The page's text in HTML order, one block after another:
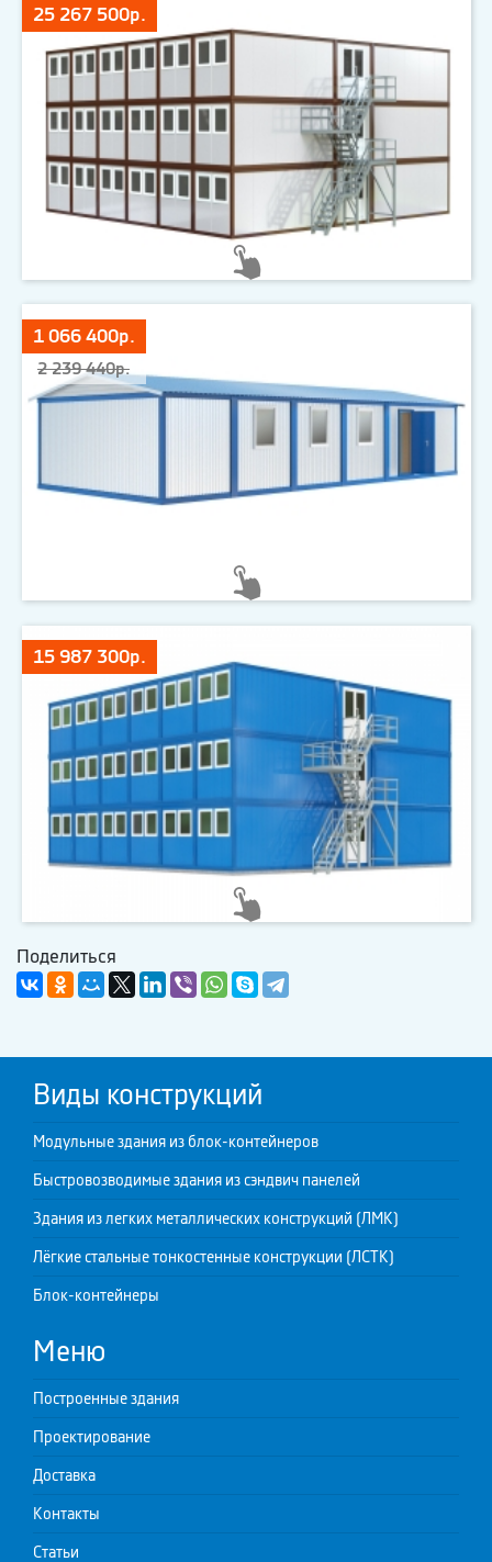
25 267 500р.
1 066 400р.
2 239 440р.
15 987 300р.
Поделиться
Виды конструкций
Модульные здания из блок-контейнеров
Быстровозводимые здания из сэндвич панелей
Здания из легких металлических конструкций (ЛМК)
Лёгкие стальные тонкостенные конструкции (ЛСТК)
Блок-контейнеры
Меню
Построенные здания
Проектирование
Доставка
Контакты
Статьи